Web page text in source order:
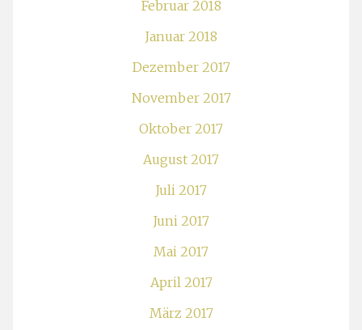
Februar 2018
Januar 2018
Dezember 2017
November 2017
Oktober 2017
August 2017
Juli 2017
Juni 2017
Mai 2017
April 2017
März 2017